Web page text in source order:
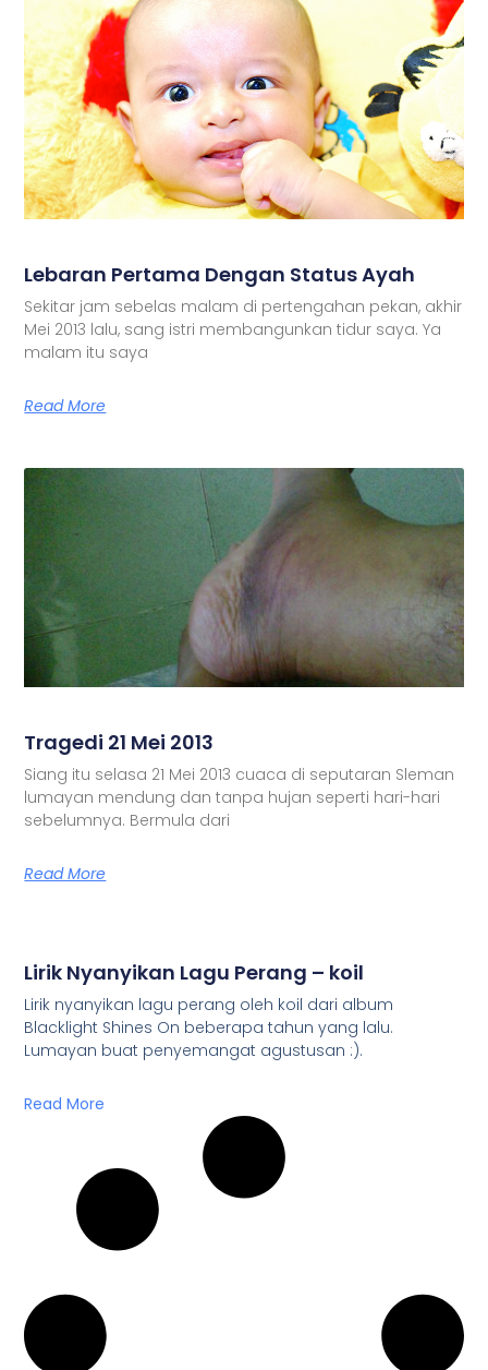
Lebaran Pertama Dengan Status Ayah
Sekitar jam sebelas malam di pertengahan pekan, akhir
Mei 2013 lalu, sang istri membangunkan tidur saya. Ya
malam itu saya
Read More
Tragedi 21 Mei 2013
Siang itu selasa 21 Mei 2013 cuaca di seputaran Sleman
lumayan mendung dan tanpa hujan seperti hari-hari
sebelumnya. Bermula dari
Read More
Lirik Nyanyikan Lagu Perang – koil
Lirik nyanyikan lagu perang oleh koil dari album
Blacklight Shines On beberapa tahun yang lalu.
Lumayan buat penyemangat agustusan :).
Read More